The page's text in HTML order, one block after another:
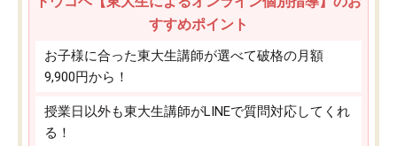
すすめポイント
お子様に合った東大生講師が選べて破格の月額
9,900円から！
授業日以外も東大生講師がLINEで質問対応してくれ
る！